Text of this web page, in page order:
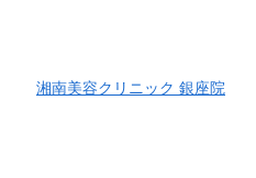
湘南美容クリニック 銀座院